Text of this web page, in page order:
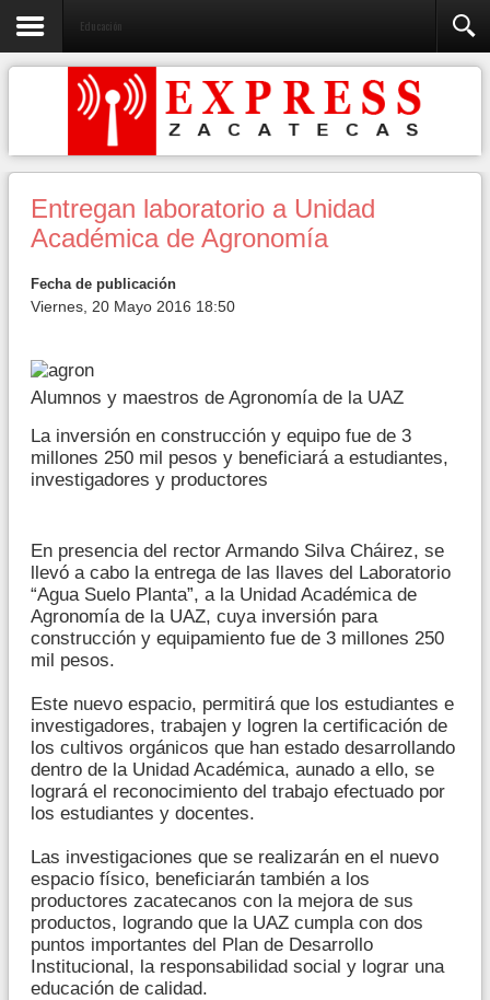
Educación
Entregan laboratorio a Unidad
Académica de Agronomía
Fecha de publicación
Viernes, 20 Mayo 2016 18:50
Alumnos y maestros de Agronomía de la UAZ
La inversión en construcción y equipo fue de 3
millones 250 mil pesos y beneficiará a estudiantes,
investigadores y productores
En presencia del rector Armando Silva Cháirez, se
llevó a cabo la entrega de las llaves del Laboratorio
“Agua Suelo Planta”, a la Unidad Académica de
Agronomía de la UAZ, cuya inversión para
construcción y equipamiento fue de 3 millones 250
mil pesos.
Este nuevo espacio, permitirá que los estudiantes e
investigadores, trabajen y logren la certificación de
los cultivos orgánicos que han estado desarrollando
dentro de la Unidad Académica, aunado a ello, se
logrará el reconocimiento del trabajo efectuado por
los estudiantes y docentes.
Las investigaciones que se realizarán en el nuevo
espacio físico, beneficiarán también a los
productores zacatecanos con la mejora de sus
productos, logrando que la UAZ cumpla con dos
puntos importantes del Plan de Desarrollo
Institucional, la responsabilidad social y lograr una
educación de calidad.